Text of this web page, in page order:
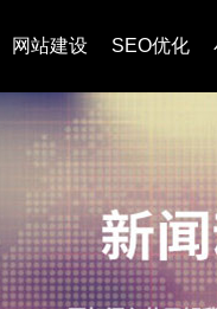
网站建设 SEO优化